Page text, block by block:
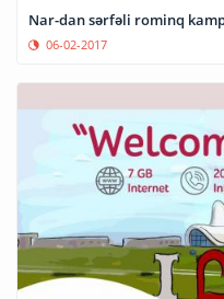
Nar-dan sərfəli rominq
06-02-2017